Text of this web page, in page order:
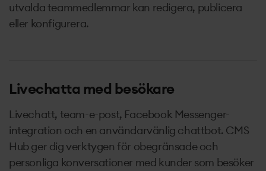
utvalda teammedlemmar kan redigera, publicera
eller konfigurera.
Livechatta med besökare
Livechatt, team-e-post, Facebook Messenger-
integration och en användarvänlig chattbot. CMS
Hub ger dig verktygen för obegränsade och
personliga konversationer med kunder som besöker